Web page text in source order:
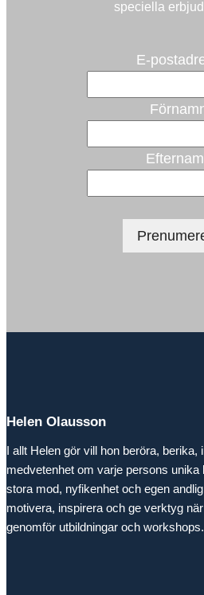
speciella
E-
Helen Olausson
I allt Helen gör vill hon beröra, berika,
medvetenhet om varje persons unika
stora mod, nyfikenhet och egen
motivera, inspirera och ge verktyg
genomför utbildningar och workshops.